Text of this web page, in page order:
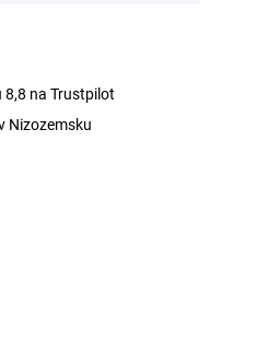
na Trustpilot
Nizozemsku